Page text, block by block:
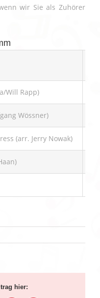
wir Sie als Zuhörer
Will Rapp)
Wössner)
(arr. Jerry Nowak)
hier: